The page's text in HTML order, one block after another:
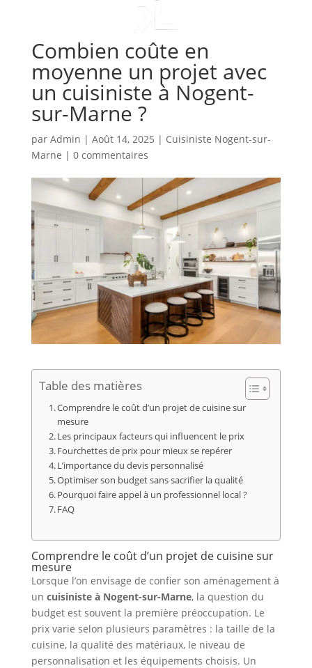
Combien coûte en
moyenne un projet avec
un cuisiniste à Nogent-
sur-Marne ?
par Admin | Août 14, 2025 | Cuisiniste Nogent-sur-
Marne | 0 commentaires
Table des matières
Comprendre le coût d’un projet de cuisine sur
mesure
Les principaux facteurs qui influencent le prix
Fourchettes de prix pour mieux se repérer
L’importance du devis personnalisé
Optimiser son budget sans sacrifier la qualité
Pourquoi faire appel à un professionnel local ?
FAQ
Comprendre le coût d’un projet de cuisine sur
mesure
Lorsque l’on envisage de confier son aménagement à
un cuisiniste à Nogent-sur-Marne, la question du
budget est souvent la première préoccupation. Le
prix varie selon plusieurs paramètres : la taille de la
cuisine, la qualité des matériaux, le niveau de
personnalisation et les équipements choisis. Un